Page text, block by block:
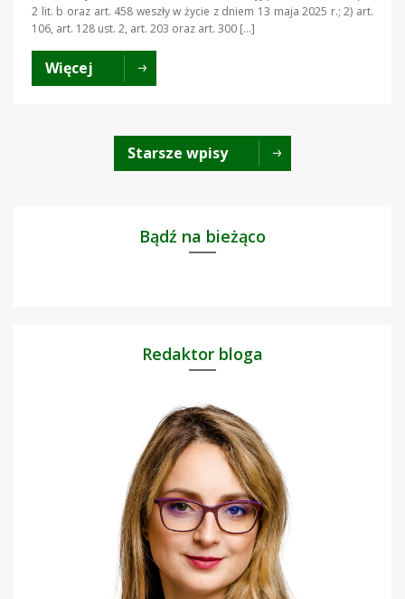
2 lit. b oraz art. 458 weszły w życie z dniem 13 maja 2025 r.; 2) art.
106, art. 128 ust. 2, art. 203 oraz art. 300 […]
Więcej
Starsze wpisy
Bądź na bieżąco
Redaktor bloga